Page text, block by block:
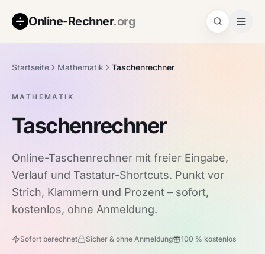
Online-Rechner.org
Startseite Mathematik Taschenrechner
MATHEMATIK
Taschenrechner
Online-Taschenrechner mit freier Eingabe,
Verlauf und Tastatur-Shortcuts. Punkt vor
Strich, Klammern und Prozent – sofort,
kostenlos, ohne Anmeldung.
Sofort berechnet Sicher & ohne Anmeldung 100 % kostenlos